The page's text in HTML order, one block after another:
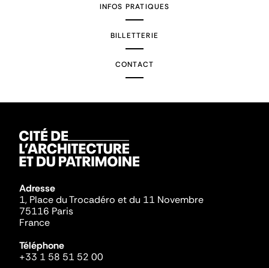
INFOS PRATIQUES
BILLETTERIE
CONTACT
Adresse
1, Place du Trocadéro et du 11 Novembre
75116 Paris
France
Téléphone
+33 1 58 51 52 00